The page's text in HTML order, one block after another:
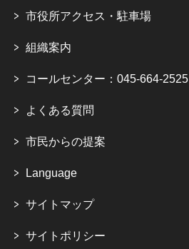
市役所アクセス・駐車場
組織案内
コールセンター：045-664-2525
よくある質問
市民からの提案
Language
サイトマップ
サイトポリシー